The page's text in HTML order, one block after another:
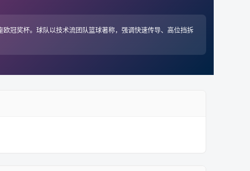
冠奖杯。球队以技术流团队篮球著称，强调快速传导、高位挡拆